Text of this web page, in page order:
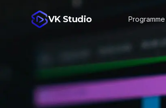
VK Studio Programme